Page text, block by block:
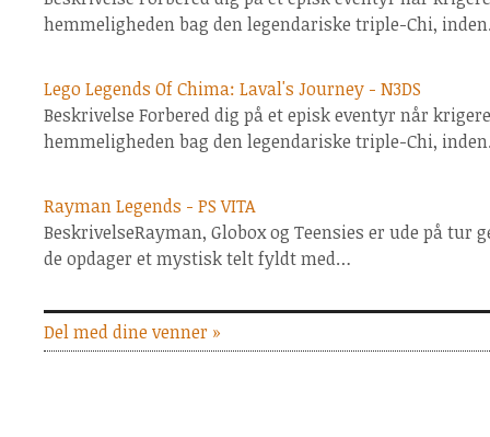
hemmeligheden bag den legendariske triple-Chi,
Lego Legends Of Chima: Laval's Journey - N3DS
Beskrivelse Forbered dig på et episk eventyr når
hemmeligheden bag den legendariske triple-Chi,
Rayman Legends - PS VITA
BeskrivelseRayman, Globox og Teensies er ude på tur
de opdager et mystisk telt fyldt med…
Del med dine venner »